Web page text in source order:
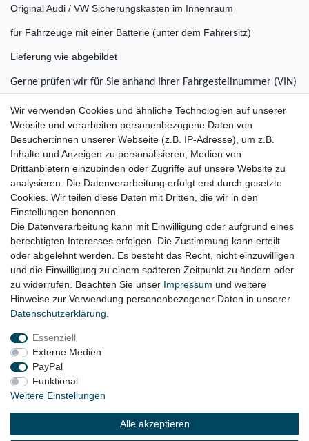
Original Audi / VW Sicherungskasten im Innenraum
für Fahrzeuge mit einer Batterie (unter dem Fahrersitz)
Lieferung wie abgebildet
Gerne prüfen wir für Sie anhand Ihrer Fahrgestellnummer (VIN)
ob der Artikel bei Ihrem Fahrzeug passt
für:
Audi Q7 4L Bj. 2005 - 2015
Porsche Cayenne 9PA Bj. 2002 - 2010
VW Touareg 7L Bj. 2002 - 2010 (nicht für V10 TDI)
Lieferzeit etwa 1 bis 3 Werktage
Wir verwenden Cookies und ähnliche Technologien auf unserer
Website und verarbeiten personenbezogene Daten von
Besucher:innen unserer Webseite (z.B. IP-Adresse), um z.B.
Inhalte und Anzeigen zu personalisieren, Medien von
Drittanbietern einzubinden oder Zugriffe auf unsere Website zu
analysieren. Die Datenverarbeitung erfolgt erst durch gesetzte
Cookies. Wir teilen diese Daten mit Dritten, die wir in den
Einstellungen benennen.
Die Datenverarbeitung kann mit Einwilligung oder aufgrund eines
berechtigten Interesses erfolgen. Die Zustimmung kann erteilt
oder abgelehnt werden. Es besteht das Recht, nicht einzuwilligen
und die Einwilligung zu einem späteren Zeitpunkt zu ändern oder
zu widerrufen. Beachten Sie unser Impressum und weitere
Hinweise zur Verwendung personenbezogener Daten in unserer
Daten­schutz­erklärung
Essenziell
Externe Medien
PayPal
Funktional
Weitere Einstellungen
Alle akzeptieren
Impressum
Widerrufs­recht
© Copyright 2026 | Alle Rechte vorbehalten.